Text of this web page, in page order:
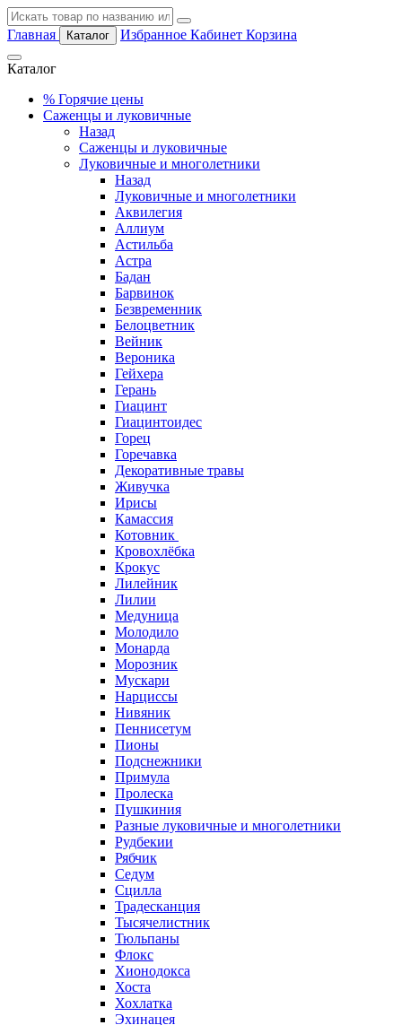
Главная Каталог Избранное Кабинет Корзина
Каталог
% Горячие цены
Саженцы и луковичные
Назад
Саженцы и луковичные
Луковичные и многолетники
Назад
Луковичные и многолетники
Аквилегия
Аллиум
Астильба
Астра
Бадан
Барвинок
Безвременник
Белоцветник
Вейник
Вероника
Гейхера
Герань
Гиацинт
Гиацинтоидес
Горец
Горечавка
Декоративные травы
Живучка
Ирисы
Камассия
Котовник
Кровохлёбка
Крокус
Лилейник
Лилии
Медуница
Молодило
Монарда
Морозник
Мускари
Нарциссы
Нивяник
Пеннисетум
Пионы
Подснежники
Примула
Пролеска
Пушкиния
Разные луковичные и многолетники
Рудбекии
Рябчик
Седум
Сцилла
Традесканция
Тысячелистник
Тюльпаны
Флокс
Хионодокса
Хоста
Хохлатка
Эхинацея